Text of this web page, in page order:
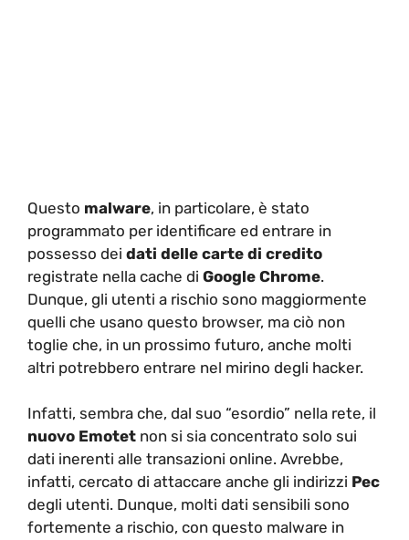
Questo malware, in particolare, è stato
programmato per identificare ed entrare in
possesso dei dati delle carte di credito
registrate nella cache di Google Chrome.
Dunque, gli utenti a rischio sono maggiormente
quelli che usano questo browser, ma ciò non
toglie che, in un prossimo futuro, anche molti
altri potrebbero entrare nel mirino degli hacker.
Infatti, sembra che, dal suo “esordio” nella rete, il
nuovo Emotet non si sia concentrato solo sui
dati inerenti alle transazioni online. Avrebbe,
infatti, cercato di attaccare anche gli indirizzi Pec
degli utenti. Dunque, molti dati sensibili sono
fortemente a rischio, con questo malware in